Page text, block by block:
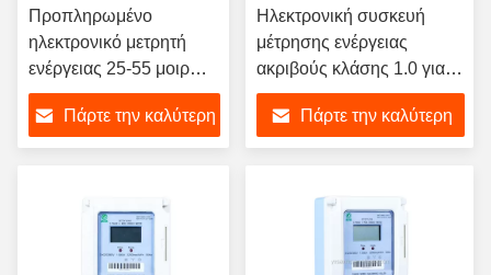
Προπληρωμένο
ηλεκτρονικό μετρητή
ενέργειας 25-55 μοιρών
με περιοχή συχνοτήτων
50-60 Hz και παροχή
ρεύματος AC/DC
Πάρτε την καλύτερη
Ηλεκτρονική συσκευή
μέτρησης ενέργειας
ακριβούς κλάσης 1.0 για
περιοχή ρεύματος 1-100A
και ακριβή απόδοση
Πάρτε την καλύτερη